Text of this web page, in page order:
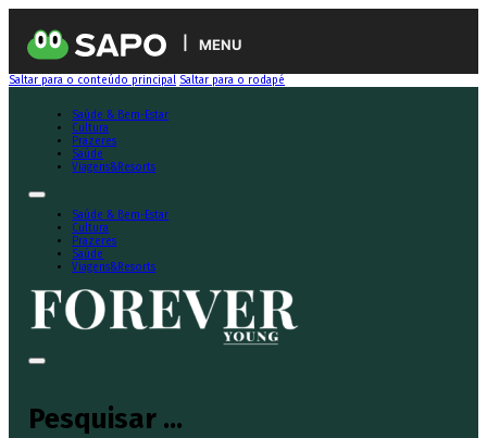
MENU
Saltar para o conteúdo principal Saltar para o rodapé
Saúde & Bem-Estar
Cultura
Prazeres
Saúde
Viagens&Resorts
Saúde & Bem-Estar
Cultura
Prazeres
Saúde
Viagens&Resorts
Pesquisar ...